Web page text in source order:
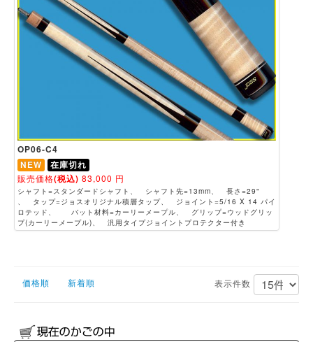
OP06-C4
NEW
在庫切れ
販売価格(税込) 83,000 円
シャフト=スタンダードシャフト、 シャフト先=13mm、 長さ=29"
、 タップ=ジョスオリジナル積層タップ、 ジョイント=5/16 X 14 パイ
ロテッド、 バット材料=カーリーメープル、 グリップ=ウッドグリッ
プ(カーリーメープル)、 汎用タイプジョイントプロテクター付き
価格順 新着順 表示件数